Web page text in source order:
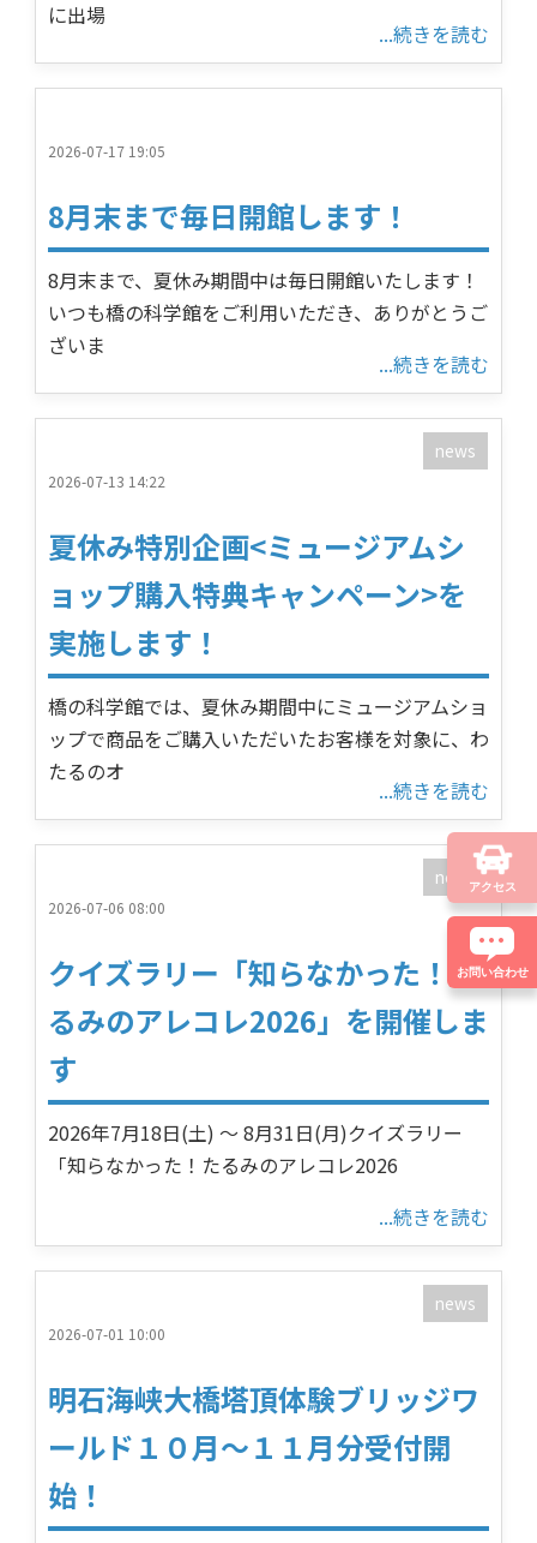
アクセス
お問い合わせ
に出場
...続きを読む
2026-07-17 19:05
8月末まで毎日開館します！
8月末まで、夏休み期間中は毎日開館いたします！
いつも橋の科学館をご利用いただき、ありがとうご
ざいま
...続きを読む
2026-07-13 14:22
夏休み特別企画<ミュージアムシ
ョップ購入特典キャンペーン>を
実施します！
news
橋の科学館では、夏休み期間中にミュージアムショ
ップで商品をご購入いただいたお客様を対象に、わ
たるのオ
...続きを読む
2026-07-06 08:00
クイズラリー「知らなかった！た
るみのアレコレ2026」を開催しま
す
news
2026年7月18日(土) ～ 8月31日(月)クイズラリー
「知らなかった！たるみのアレコレ2026
...続きを読む
2026-07-01 10:00
明石海峡大橋塔頂体験ブリッジワ
ールド１０月～１１月分受付開
始！
news